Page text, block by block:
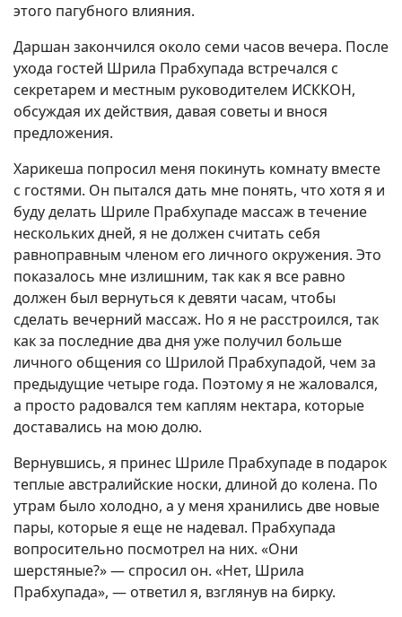
этого пагубного влияния.
Даршан закончился около семи часов вечера. После
ухода гостей Шрила Прабхупада встречался с
секретарем и местным руководителем ИСККОН,
обсуждая их действия, давая советы и внося
предложения.
Харикеша попросил меня покинуть комнату вместе
с гостями. Он пытался дать мне понять, что хотя я и
буду делать Шриле Прабхупаде массаж в течение
нескольких дней, я не должен считать себя
равноправным членом его личного окружения. Это
показалось мне излишним, так как я все равно
должен был вернуться к девяти часам, чтобы
сделать вечерний массаж. Но я не расстроился, так
как за последние два дня уже получил больше
личного общения со Шрилой Прабхупадой, чем за
предыдущие четыре года. Поэтому я не жаловался,
а просто радовался тем каплям нектара, которые
доставались на мою долю.
Вернувшись, я принес Шриле Прабхупаде в подарок
теплые австралийские носки, длиной до колена. По
утрам было холодно, а у меня хранились две новые
пары, которые я еще не надевал. Прабхупада
вопросительно посмотрел на них. «Они
шерстяные?» — спросил он. «Нет, Шрила
Прабхупада», — ответил я, взглянув на бирку.